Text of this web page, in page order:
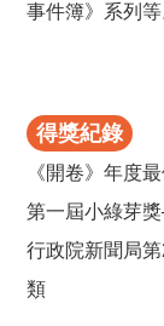
事件簿》系列等
得獎紀錄
《開卷》年度
第一屆小綠芽
行政院新聞局
類